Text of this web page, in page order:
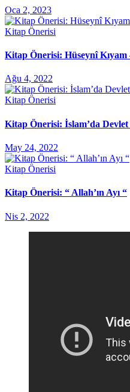
Oca 2, 2023
Kitap Önerisi
Kitap Önerisi: Hüseynî Kıyam
Ağu 4, 2022
Kitap Önerisi
Kitap Önerisi: İslam’da
May 24, 2022
Kitap Önerisi
Kitap Önerisi: “ Allah’ın Ayı “
Nis 2, 2022